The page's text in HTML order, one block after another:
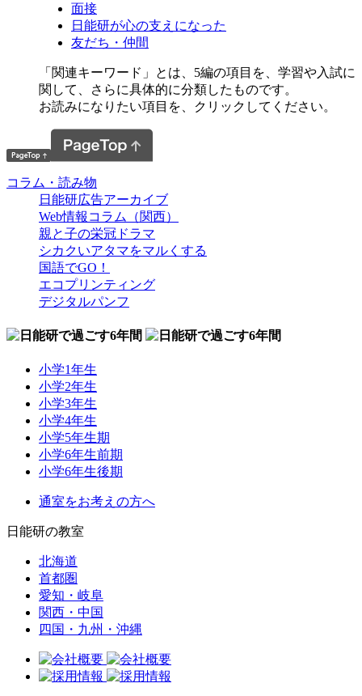
面接
日能研が心の支えになった
友だち・仲間
「関連キーワード」とは、5編の項目を、学習や入試に
関して、さらに具体的に分類したものです。
お読みになりたい項目を、クリックしてください。
コラム・読み物
日能研広告アーカイブ
Web情報コラム（関西）
親と子の栄冠ドラマ
シカクいアタマをマルくする
国語でGO！
エコプリンティング
デジタルパンフ
小学1年生
小学2年生
小学3年生
小学4年生
小学5年生期
小学6年生前期
小学6年生後期
通室をお考えの方へ
日能研の教室
北海道
首都圏
愛知・岐阜
関西・中国
四国・九州・沖縄